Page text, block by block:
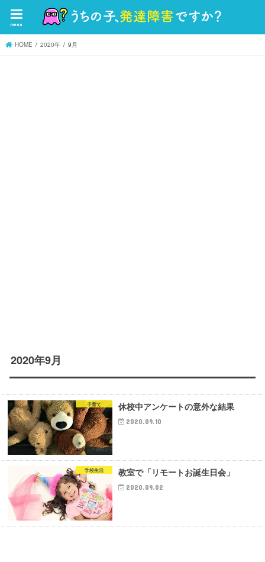
menu
HOME 2020年 9月
2020年9月
子育て 休校中アンケートの意外な結果
2020.09.10
学校生活 教室で「リモートお誕生日会」
2020.09.02